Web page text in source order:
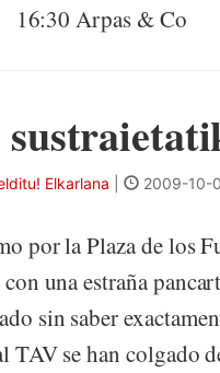
16:30 Arpas & Co
Elkarlana 2009-10-
por la Plaza de los
una estraña
sin saber
TAV se han colgado